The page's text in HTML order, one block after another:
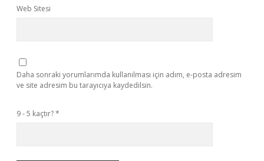
Web Sitesi
Daha sonraki yorumlarımda kullanılması için adım, e-posta adresim
ve site adresim bu tarayıcıya kaydedilsin.
9 - 5 kaçtır?*